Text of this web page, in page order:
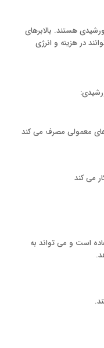
هستند. بالابرهای
در هزینه و انرژی
قابل استفاده است و می تواند به